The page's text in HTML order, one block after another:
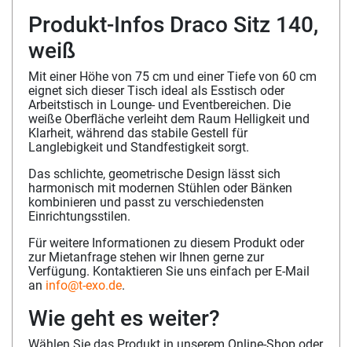
Produkt-Infos Draco Sitz 140,
weiß
Mit einer Höhe von 75 cm und einer Tiefe von 60 cm
eignet sich dieser Tisch ideal als Esstisch oder
Arbeitstisch in Lounge- und Eventbereichen. Die
weiße Oberfläche verleiht dem Raum Helligkeit und
Klarheit, während das stabile Gestell für
Langlebigkeit und Standfestigkeit sorgt.
Das schlichte, geometrische Design lässt sich
harmonisch mit modernen Stühlen oder Bänken
kombinieren und passt zu verschiedensten
Einrichtungsstilen.
Für weitere Informationen zu diesem Produkt oder
zur Mietanfrage stehen wir Ihnen gerne zur
Verfügung. Kontaktieren Sie uns einfach per E-Mail
an info@t-exo.de.
Wie geht es weiter?